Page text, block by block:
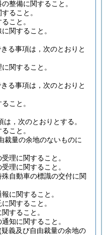
整備に関すること。
ること。
こと。
関すること。
る事項は，次のとおりと
関すること。
る事項は，次のとおりと
こと。
，次のとおりとする。
こと。
裁量の余地のないものに
理に関すること。
理に関すること。
自動車の標識の交付に関
に関すること。
関すること。
すること。
知に関すること。
疑義及び自由裁量の余地の